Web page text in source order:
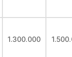
1.300.000